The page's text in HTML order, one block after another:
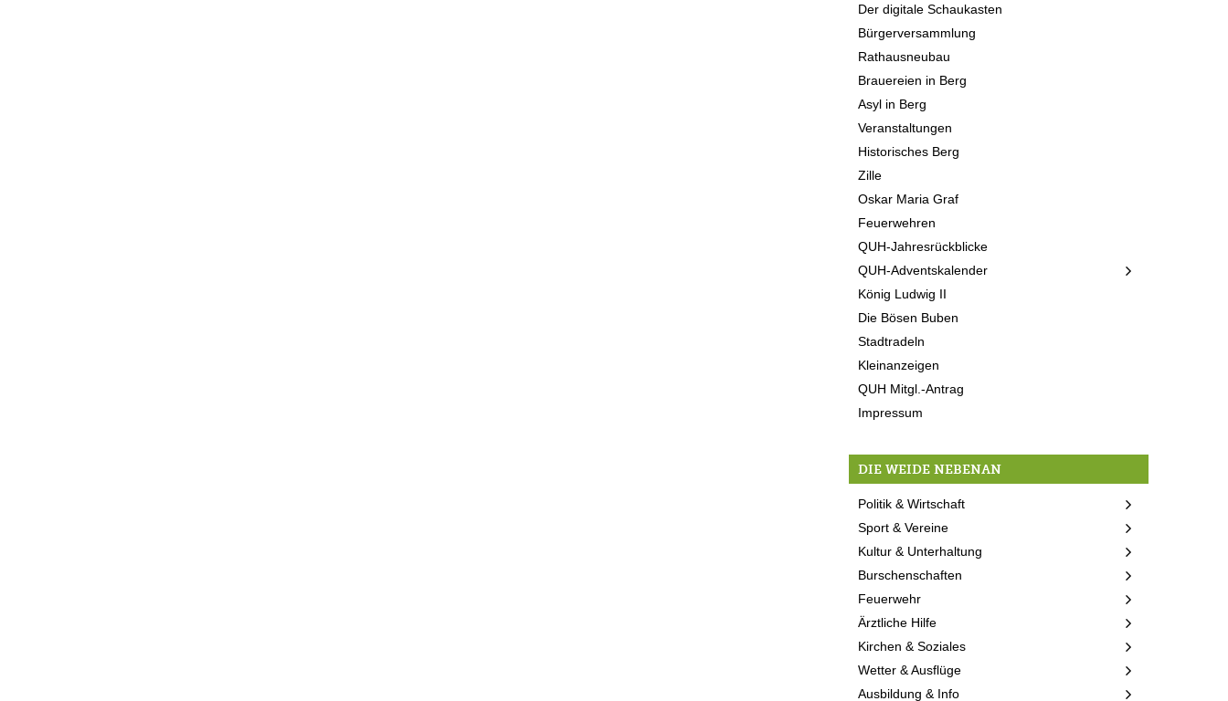
Der digitale Schaukasten
Bürgerversammlung
Rathausneubau
Brauereien in Berg
Asyl in Berg
Veranstaltungen
Historisches Berg
Zille
Oskar Maria Graf
Feuerwehren
QUH-Jahresrückblicke
QUH-Adventskalender
König Ludwig II
Die Bösen Buben
Stadtradeln
Kleinanzeigen
QUH Mitgl.-Antrag
Impressum
DIE WEIDE NEBENAN
Politik & Wirtschaft
Sport & Vereine
Kultur & Unterhaltung
Burschenschaften
Feuerwehr
Ärztliche Hilfe
Kirchen & Soziales
Wetter & Ausflüge
Ausbildung & Info